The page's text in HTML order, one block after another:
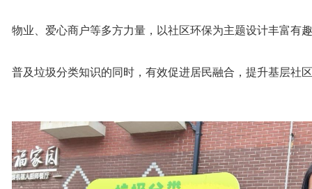
物业、爱心商户等多方力量，以社区环保为主题设计丰富有
普及垃圾分类知识的同时，有效促进居民融合，提升基层社